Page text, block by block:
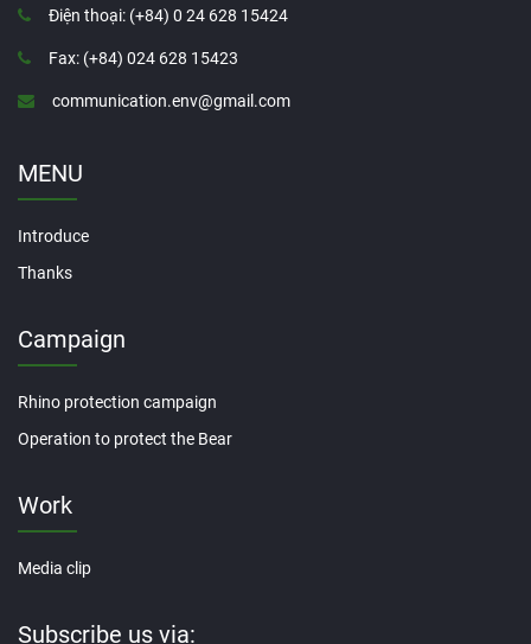
Điện thoại: (+84) 0 24 628 15424
Fax: (+84) 024 628 15423
communication.env@gmail.com
MENU
Introduce
Thanks
Campaign
Rhino protection campaign
Operation to protect the Bear
Work
Media clip
Subscribe us via: